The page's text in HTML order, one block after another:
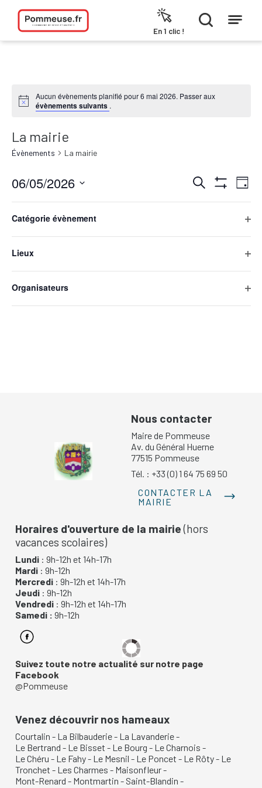
Aller au contenu
En 1 clic !
Aucun évènements planifié pour 6 mai 2026. Passer aux
évènements suivants .
La mairie
Évènements La mairie
Recherche
et
navigation
Évènements
Recherche
Filters
de
vues
Jour
any
the
form
will
cause
the
list
Catégorie évènement
Lieux
Organisateurs
06/05/2026
date.Jour précédent
Nous contacter
Maire de Pommeuse
Av. du Général Huerne
77515 Pommeuse
Tél. : +33 (0) 1 64 75 69 50
CONTACTER LA
MAIRIE
Horaires d'ouverture de la mairie(hors
vacances scolaires)
Lundi : 9h-12h et 14h-17h
Mardi : 9h-12h
Mercredi : 9h-12h et 14h-17h
Jeudi : 9h-12h
Vendredi : 9h-12h et 14h-17h
Samedi : 9h-12h
Suivez toute notre actualité sur notre page
Facebook
@Pommeuse
Venez découvrir nos hameaux
Courtalin - La Bilbauderie- La Lavanderie-
Le Bertrand - Le Bisset - Le Bourg - Le Charnois -
Le Chéru - Le Fahy- Le Mesnil - Le Poncet - Le Rôty- Le
Tronchet - Les Charmes - Maisonfleur-
Mont-Renard - Montmartin - Saint-Blandin -